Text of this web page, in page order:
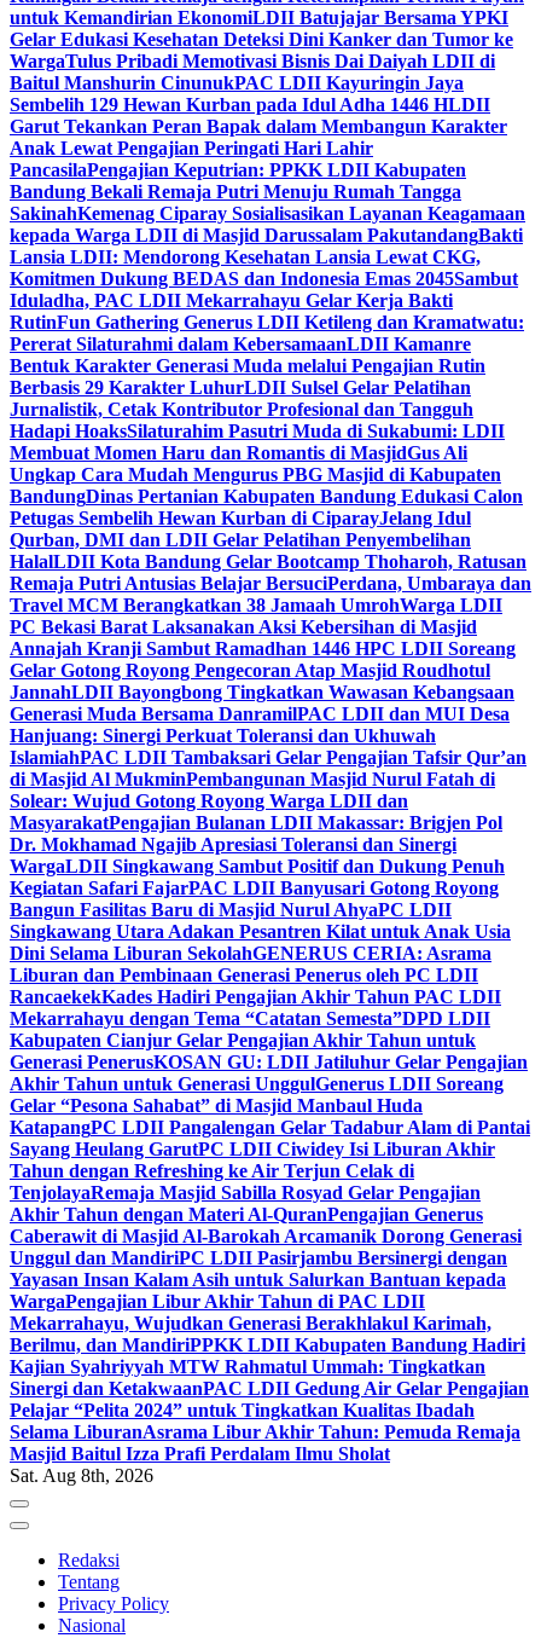
untuk Kemandirian EkonomiLDII Batujajar Bersama YPKI
Gelar Edukasi Kesehatan Deteksi Dini Kanker dan Tumor ke
WargaTulus Pribadi Memotivasi Bisnis Dai Daiyah LDII di
Baitul Manshurin CinunukPAC LDII Kayuringin Jaya
Sembelih 129 Hewan Kurban pada Idul Adha 1446 HLDII
Garut Tekankan Peran Bapak dalam Membangun Karakter
Anak Lewat Pengajian Peringati Hari Lahir
PancasilaPengajian Keputrian: PPKK LDII Kabupaten
Bandung Bekali Remaja Putri Menuju Rumah Tangga
SakinahKemenag Ciparay Sosialisasikan Layanan Keagamaan
kepada Warga LDII di Masjid Darussalam PakutandangBakti
Lansia LDII: Mendorong Kesehatan Lansia Lewat CKG,
Komitmen Dukung BEDAS dan Indonesia Emas 2045Sambut
Iduladha, PAC LDII Mekarrahayu Gelar Kerja Bakti
RutinFun Gathering Generus LDII Ketileng dan Kramatwatu:
Pererat Silaturahmi dalam KebersamaanLDII Kamanre
Bentuk Karakter Generasi Muda melalui Pengajian Rutin
Berbasis 29 Karakter LuhurLDII Sulsel Gelar Pelatihan
Jurnalistik, Cetak Kontributor Profesional dan Tangguh
Hadapi HoaksSilaturahim Pasutri Muda di Sukabumi: LDII
Membuat Momen Haru dan Romantis di MasjidGus Ali
Ungkap Cara Mudah Mengurus PBG Masjid di Kabupaten
BandungDinas Pertanian Kabupaten Bandung Edukasi Calon
Petugas Sembelih Hewan Kurban di CiparayJelang Idul
Qurban, DMI dan LDII Gelar Pelatihan Penyembelihan
HalalLDII Kota Bandung Gelar Bootcamp Thoharoh, Ratusan
Remaja Putri Antusias Belajar BersuciPerdana, Umbaraya dan
Travel MCM Berangkatkan 38 Jamaah UmrohWarga LDII
PC Bekasi Barat Laksanakan Aksi Kebersihan di Masjid
Annajah Kranji Sambut Ramadhan 1446 HPC LDII Soreang
Gelar Gotong Royong Pengecoran Atap Masjid Roudhotul
JannahLDII Bayongbong Tingkatkan Wawasan Kebangsaan
Generasi Muda Bersama DanramilPAC LDII dan MUI Desa
Hanjuang: Sinergi Perkuat Toleransi dan Ukhuwah
IslamiahPAC LDII Tambaksari Gelar Pengajian Tafsir Qur’an
di Masjid Al MukminPembangunan Masjid Nurul Fatah di
Solear: Wujud Gotong Royong Warga LDII dan
MasyarakatPengajian Bulanan LDII Makassar: Brigjen Pol
Dr. Mokhamad Ngajib Apresiasi Toleransi dan Sinergi
WargaLDII Singkawang Sambut Positif dan Dukung Penuh
Kegiatan Safari FajarPAC LDII Banyusari Gotong Royong
Bangun Fasilitas Baru di Masjid Nurul AhyaPC LDII
Singkawang Utara Adakan Pesantren Kilat untuk Anak Usia
Dini Selama Liburan SekolahGENERUS CERIA: Asrama
Liburan dan Pembinaan Generasi Penerus oleh PC LDII
RancaekekKades Hadiri Pengajian Akhir Tahun PAC LDII
Mekarrahayu dengan Tema “Catatan Semesta”DPD LDII
Kabupaten Cianjur Gelar Pengajian Akhir Tahun untuk
Generasi PenerusKOSAN GU: LDII Jatiluhur Gelar Pengajian
Akhir Tahun untuk Generasi UnggulGenerus LDII Soreang
Gelar “Pesona Sahabat” di Masjid Manbaul Huda
KatapangPC LDII Pangalengan Gelar Tadabur Alam di Pantai
Sayang Heulang GarutPC LDII Ciwidey Isi Liburan Akhir
Tahun dengan Refreshing ke Air Terjun Celak di
TenjolayaRemaja Masjid Sabilla Rosyad Gelar Pengajian
Akhir Tahun dengan Materi Al-QuranPengajian Generus
Caberawit di Masjid Al-Barokah Arcamanik Dorong Generasi
Unggul dan MandiriPC LDII Pasirjambu Bersinergi dengan
Yayasan Insan Kalam Asih untuk Salurkan Bantuan kepada
WargaPengajian Libur Akhir Tahun di PAC LDII
Mekarrahayu, Wujudkan Generasi Berakhlakul Karimah,
Berilmu, dan MandiriPPKK LDII Kabupaten Bandung Hadiri
Kajian Syahriyyah MTW Rahmatul Ummah: Tingkatkan
Sinergi dan KetakwaanPAC LDII Gedung Air Gelar Pengajian
Pelajar “Pelita 2024” untuk Tingkatkan Kualitas Ibadah
Selama LiburanAsrama Libur Akhir Tahun: Pemuda Remaja
Masjid Baitul Izza Prafi Perdalam Ilmu Sholat
Sat. Aug 8th, 2026
Redaksi
Tentang
Privacy Policy
Nasional